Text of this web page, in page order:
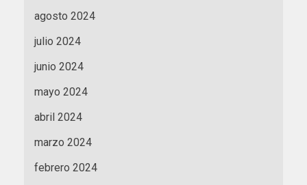
agosto 2024
julio 2024
junio 2024
mayo 2024
abril 2024
marzo 2024
febrero 2024